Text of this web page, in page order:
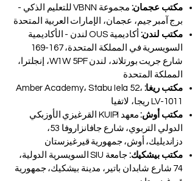
مكتب عجمان:
مجموعة VBNN للتعليم الذكي -
برج آمبر جيم، عجمان، الإمارات العربية المتحدة
مكتب لندن:
أكاديمية OUS لندن - الأكاديمية
السويسرية في المملكة المتحدة، 167-169
شارع جريت بورتلاند، لندن W1W 5PF، إنجلترا،
المملكة المتحدة
مكتب ريغا: Amber Academy، Stabu Iela 52،
LV-1011 ريجا، لاتفيا
مكتب أوش:
معهد KUIPI القرغيزي الأوزبكي
الدولي التربوي، شارع جافانزاروفا 53،
دزانديليك، أوش، جمهورية قيرغيزستان
مكتب بيشكيك:
جامعة SIU السويسرية الدولية،
74 شارع شابدان باتير، مدينة بيشكيك، جمهورية